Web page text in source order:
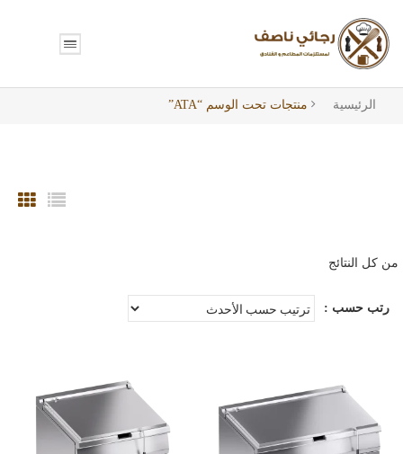
الرئيسية منتجات تحت الوسم “ATA”
حسب
رتب حسب :